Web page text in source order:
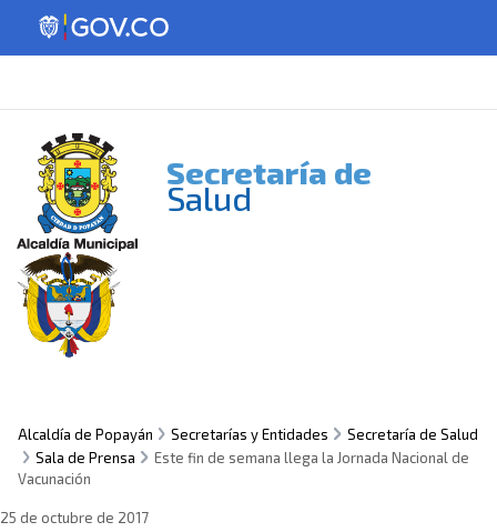
Secretaría de
Salud
Alcaldía de Popayán Secretarías y Entidades
Secretaría de Salud
Sala de Prensa
Este fin de semana llega la Jornada Nacional de
Vacunación
25 de octubre de 2017